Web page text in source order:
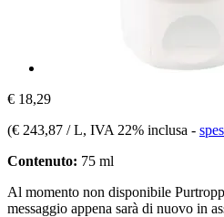
€ 18,29
(€ 243,87 / L, IVA 22% inclusa -
Contenuto: 75 ml
Al momento non disponibile
messaggio appena sarà di nuovo in